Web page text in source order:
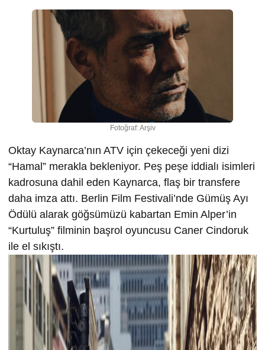
Fotoğraf: Arşiv
Oktay Kaynarca’nın ATV için çekeceği yeni dizi
“Hamal” merakla bekleniyor. Peş peşe iddialı isimleri
kadrosuna dahil eden Kaynarca, flaş bir transfere
daha imza attı. Berlin Film Festivali’nde Gümüş Ayı
Ödülü alarak göğsümüzü kabartan Emin Alper’in
“Kurtuluş” filminin başrol oyuncusu Caner Cindoruk
ile el sıkıştı.